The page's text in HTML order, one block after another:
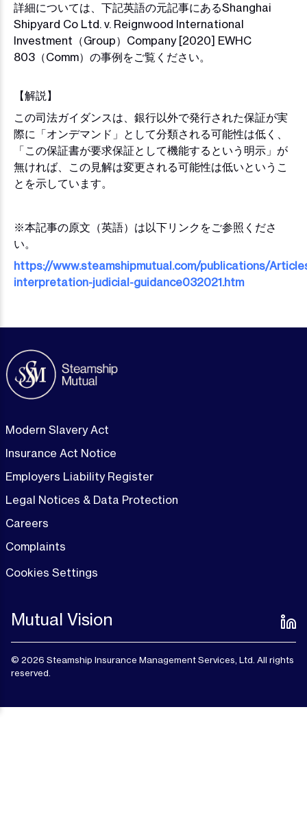
詳細については、下記英語の元記事にあるShanghai
Shipyard Co Ltd. v. Reignwood International
Investment（Group）Company [2020] EWHC
803（Comm）の事例をご覧ください。
【解説】
この司法ガイダンスは、銀行以外で発行された保証が実
際に「オンデマンド」として分類される可能性は低く、
「この保証書が要求保証として機能するという明示」が
無ければ、この見解は変更される可能性は低いというこ
とを示しています。
※本記事の原文（英語）は以下リンクをご参照くださ
い。
https://www.steamshipmutual.com/publications/
interpretation-judicial-guidance032021.htm
Modern Slavery Act
Insurance Act Notice
Employers Liability Register
Legal Notices & Data Protection
Careers
Complaints
Cookies Settings
Mutual Vision
© 2026 Steamship Insurance Management Services, Ltd. All rights
reserved.